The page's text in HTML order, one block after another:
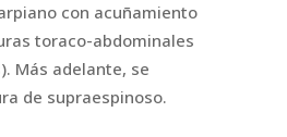
con acuñamiento
toraco-abdominales
Más adelante, se
de supraespinoso.